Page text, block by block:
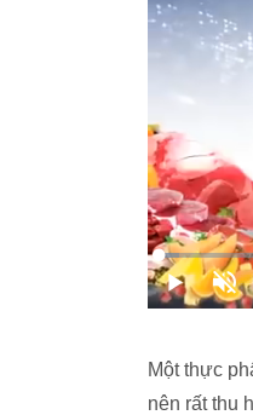
Một thực
nên rất thu